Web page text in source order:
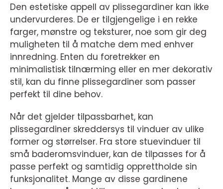
Den estetiske appell av plissegardiner kan ikke
undervurderes. De er tilgjengelige i en rekke
farger, mønstre og teksturer, noe som gir deg
muligheten til å matche dem med enhver
innredning. Enten du foretrekker en
minimalistisk tilnærming eller en mer dekorativ
stil, kan du finne plissegardiner som passer
perfekt til dine behov.
Når det gjelder tilpassbarhet, kan
plissegardiner skreddersys til vinduer av ulike
former og størrelser. Fra store stuevinduer til
små baderomsvinduer, kan de tilpasses for å
passe perfekt og samtidig opprettholde sin
funksjonalitet. Mange av disse gardinene